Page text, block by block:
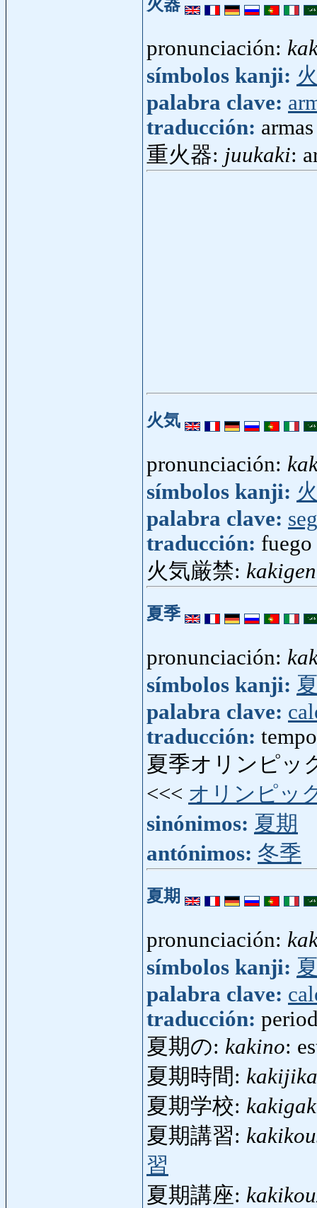
火器
pronunciación:
símbolos kanji:
palabra clave:
traducción:
重火器: juukaki:
火気
pronunciación:
símbolos kanji:
palabra clave:
traducción: fuego
火気厳禁:
夏季
pronunciación:
símbolos kanji:
palabra clave:
traducción:
夏季オリンピッ
<<< オリンピッ
sinónimos: 夏期
antónimos: 冬季
夏期
pronunciación:
símbolos kanji:
palabra clave:
traducción:
夏期の: kakino:
夏期時間:
夏期学校:
夏期講習:
習
夏期講座: